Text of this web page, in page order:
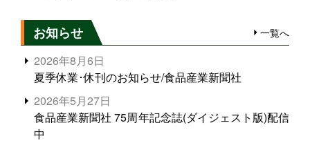
お知らせ 一覧へ
2026年8月6日
夏季休業･休刊のお知らせ/食品産業新聞社
2026年5月27日
食品産業新聞社 75周年記念誌(ダイジェスト版)配信
中